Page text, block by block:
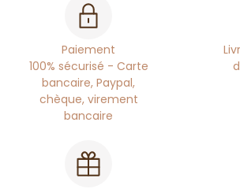
Paiement
100% sécurisé - Carte
bancaire, Paypal,
chèque, virement
bancaire